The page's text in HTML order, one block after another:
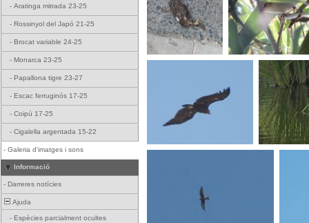
- Aratinga mitrada 23-25
- Rossinyol del Japó 21-25
- Brocat variable 24-25
- Monarca 23-25
- Papallona tigre 23-27
- Escac ferruginós 17-25
- Coipú 17-25
- Cigalella argentada 15-22
- Galeria d'imatges i sons
Informació
- Darreres notícies
Ajuda
- Espècies parcialment ocultes